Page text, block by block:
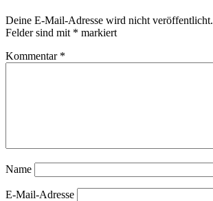
Deine E-Mail-Adresse wird nicht veröffentlicht.
Felder sind mit * markiert
Kommentar *
Name
E-Mail-Adresse